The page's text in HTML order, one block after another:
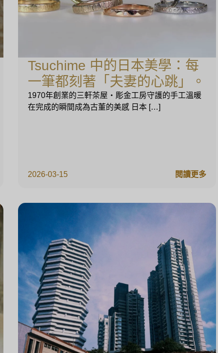
Tsuchime 中的日本美學：每
一筆都刻著「夫妻的心跳」。
2026-03-15
1970年創業的三軒茶屋・彫金工房守護的手工溫暖
在完成的瞬間成為古董的美感 日本 […]
閱讀更多